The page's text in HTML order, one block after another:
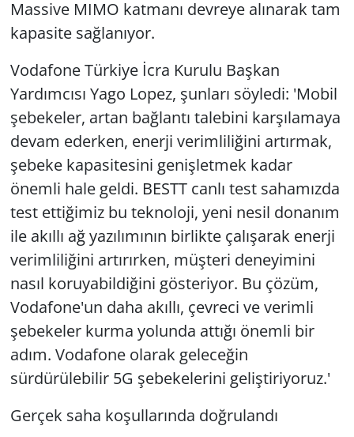
Massive MIMO katmanı devreye alınarak tam
kapasite sağlanıyor.
Vodafone Türkiye İcra Kurulu Başkan
Yardımcısı Yago Lopez, şunları söyledi: 'Mobil
şebekeler, artan bağlantı talebini karşılamaya
devam ederken, enerji verimliliğini artırmak,
şebeke kapasitesini genişletmek kadar
önemli hale geldi. BESTT canlı test sahamızda
test ettiğimiz bu teknoloji, yeni nesil donanım
ile akıllı ağ yazılımının birlikte çalışarak enerji
verimliliğini artırırken, müşteri deneyimini
nasıl koruyabildiğini gösteriyor. Bu çözüm,
Vodafone'un daha akıllı, çevreci ve verimli
şebekeler kurma yolunda attığı önemli bir
adım. Vodafone olarak geleceğin
sürdürülebilir 5G şebekelerini geliştiriyoruz.'
Gerçek saha koşullarında doğrulandı